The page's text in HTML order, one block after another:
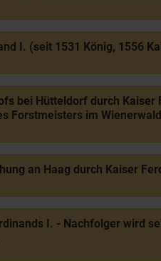
I. (seit 1531 König, 1556
bei Hütteldorf durch Kaiser
Forstmeisters im Wienerwald
an Haag durch Kaiser
I. - Nachfolger wird